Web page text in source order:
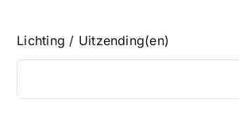
Lichting / Uitzending(en)